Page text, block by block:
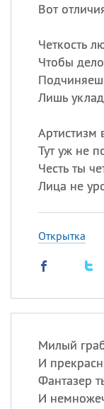
Вот
Четкость
Чтобы
Лишь
Артистизм
Тут уж не
Честь ты
Лица не
Открытка
Милый
И
Фантазер
И